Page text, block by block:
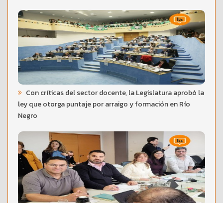
Con críticas del sector docente, la Legislatura aprobó la
ley que otorga puntaje por arraigo y formación en Río
Negro